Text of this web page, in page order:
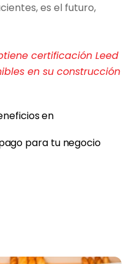
es el futuro,
certificación Leed
en su construcción
en
para tu negocio